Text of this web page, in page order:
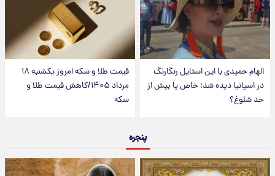
الهام حمیدی با این استایل رنگارنگ
در اسپانیا دیده شد؛ خاص یا بیش از
حد شلوغ؟
قیمت طلا و سکه امروز یکشنبه ۱۸
مرداد ۱۴۰۵/کاهش قیمت طلا و
سکه
پنجره